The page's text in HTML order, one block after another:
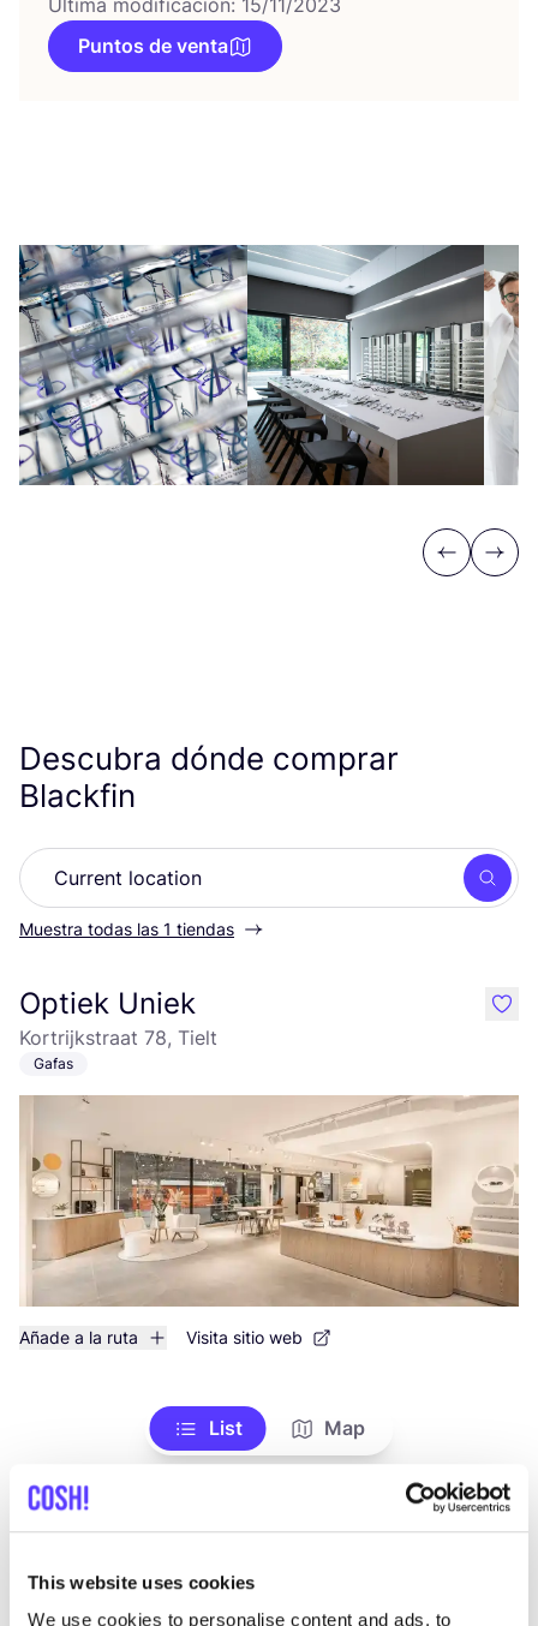
This website uses cookies
We use cookies to personalise content and ads, to
Última modificación: 15/11/2023
Puntos de venta
Previous
Next
Descubra dónde comprar
Blackfin
Muestra todas las 1 tiendas
Optiek Uniek
Kortrijkstraat 78, Tielt
Gafas
Añade a la ruta Visita sitio web
like
List Map